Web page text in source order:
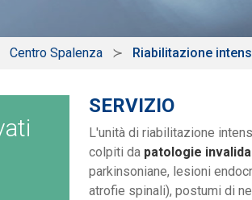
Centro Spalenza Riabilitazione
SERVIZIO
L'unità di riabilitazione
colpiti da patologie
parkinsoniane, lesioni
atrofie spinali), postumi di